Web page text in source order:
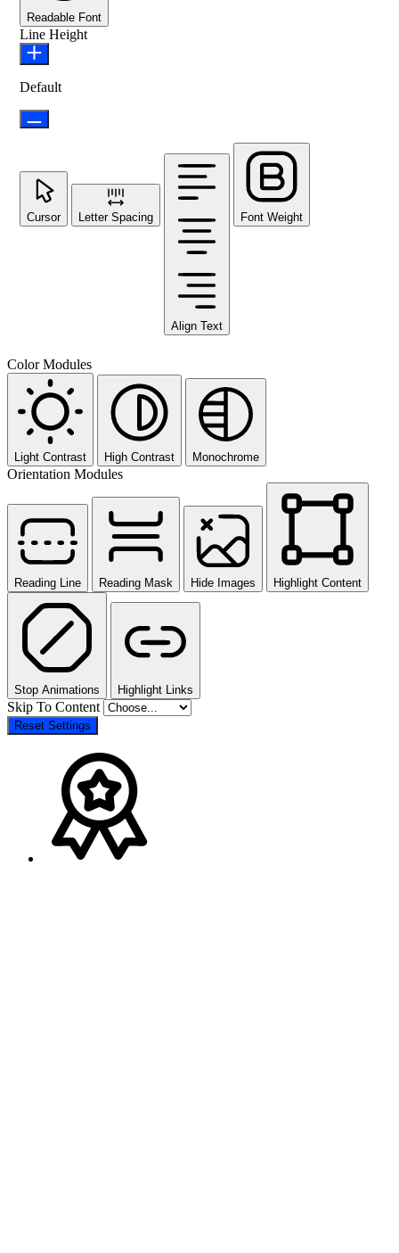
Readable Font
Line Height
Default
Cursor Letter Spacing
Align Text
Font Weight
Color Modules
Light Contrast High Contrast Monochrome
Orientation Modules
Reading Line Reading Mask Hide Images Highlight Content
Stop Animations Highlight Links
Skip To Content
Reset Settings